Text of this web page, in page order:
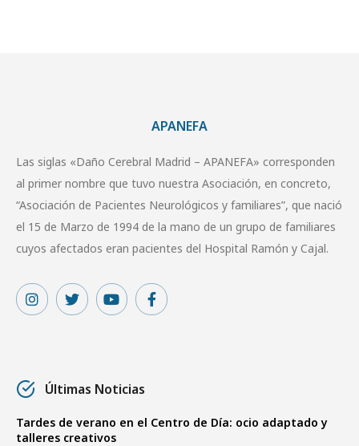
APANEFA
Las siglas «Daño Cerebral Madrid – APANEFA» corresponden
al primer nombre que tuvo nuestra Asociación, en concreto,
“Asociación de Pacientes Neurológicos y familiares”, que nació
el 15 de Marzo de 1994 de la mano de un grupo de familiares
cuyos afectados eran pacientes del Hospital Ramón y Cajal.
Últimas Noticias
Tardes de verano en el Centro de Día: ocio adaptado y
talleres creativos